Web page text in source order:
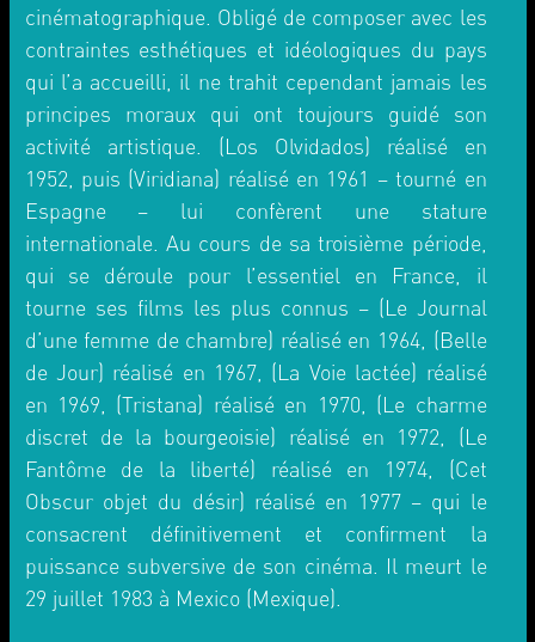
cinématographique. Obligé de composer avec les
contraintes esthétiques et idéologiques du pays
qui l’a accueilli, il ne trahit cependant jamais les
principes moraux qui ont toujours guidé son
activité artistique. (Los Olvidados) réalisé en
1952, puis (Viridiana) réalisé en 1961 – tourné en
Espagne – lui confèrent une stature
internationale. Au cours de sa troisième période,
qui se déroule pour l’essentiel en France, il
tourne ses films les plus connus – (Le Journal
d’une femme de chambre) réalisé en 1964, (Belle
de Jour) réalisé en 1967, (La Voie lactée) réalisé
en 1969, (Tristana) réalisé en 1970, (Le charme
discret de la bourgeoisie) réalisé en 1972, (Le
Fantôme de la liberté) réalisé en 1974, (Cet
Obscur objet du désir) réalisé en 1977 – qui le
consacrent définitivement et confirment la
puissance subversive de son cinéma. Il meurt le
29 juillet 1983 à Mexico (Mexique).